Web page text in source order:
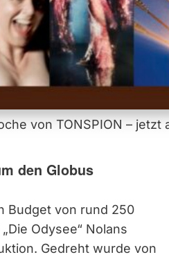
von TONSPION –
den Globus
Budget von rund 250
Odysee“ Nolans
Gedreht wurde von